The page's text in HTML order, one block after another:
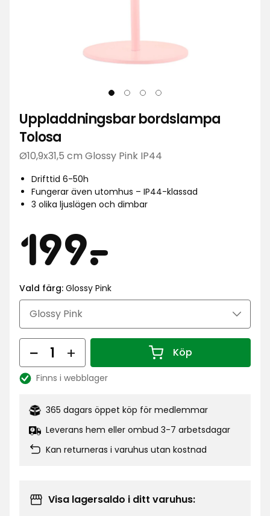
Uppladdningsbar bordslampa
Tolosa
Ø10,9x31,5 cm Glossy Pink IP44
Drifttid 6-50h
Fungerar även utomhus – IP44-klassad
3 olika ljuslägen och dimbar
Pris
199-
.
kr
Vald färg: Glossy Pink
Antal Köp
Antal 1
Lagersaldo:
Finns i webblager
365 dagars öppet köp för medlemmar
Leverans hem eller ombud 3-7 arbetsdagar
Kan returneras i varuhus utan kostnad
Visa lagersaldo i ditt varuhus: